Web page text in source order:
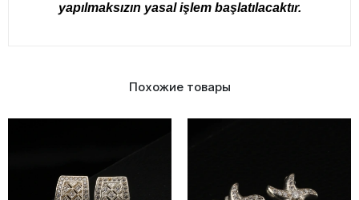
yapılmaksızın yasal işlem başlatılacaktır.
Похожие товары